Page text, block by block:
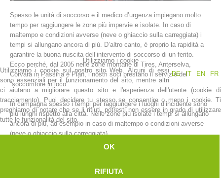
La storia
Spesso le unità di soccorso e il medico d’urgenza impiegano molto
tempo per raggiungere le zone più impervie e isolate. In caso di
maltempo e condizioni avverse (neve o ghiaccio sulla carreggiata) i
tempi si allungano ancora di più. D’altro canto, è proprio la rapidità a
garantire la buona riuscita dell’intervento di soccorso di un ferito.
Ecco perché, dal 2005 nelle zone montane di Tires, Anterselva,
Corvara in Passiria e Plan, i nostri soci prestano il servizio del
“soccorritore in loco”.
In campagna spesso i tempi per raggiungere i luoghi d’incidente sono
più lunghi rispetto alla città. Nelle zone più isolate i tempi si allungano
ancora di più, ad esempio in caso di maltempo o condizioni avverse
(neve o ghiaccio sulla carreggiata).
Utilizziamo i cookie
DE
IT EN FR
Utilizziamo i cookie sul nostro sito Web. Alcuni di essi
sono essenziali per il funzionamento del sito, mentre altri
ci aiutano a migliorare questo sito e l'esperienza dell'utente (cookie di
tracciamento). Puoi decidere tu stesso se consentire o meno i cookie. Ti
preghiamo di notare che se li rifiuti, potresti non essere in grado di utilizzare
tutte le funzionalità del sito.
OK
RIFIUTA